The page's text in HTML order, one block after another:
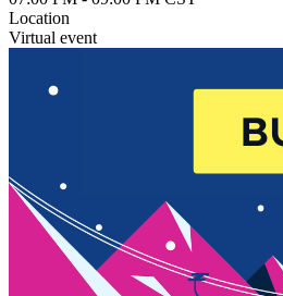
Location
Virtual event